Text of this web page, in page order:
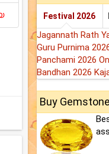
Festival 2026
Jagannath Rath
Guru Purnima
Panchami 2026
Bandhan 2026
Buy